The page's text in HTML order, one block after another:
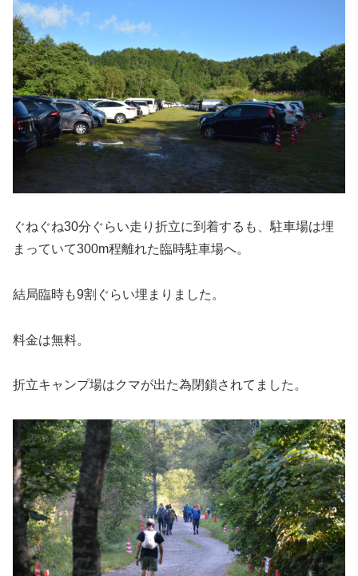
ぐねぐね30分ぐらい走り折立に到着するも、駐車場は埋
まっていて300m程離れた臨時駐車場へ。
結局臨時も9割ぐらい埋まりました。
料金は無料。
折立キャンプ場はクマが出た為閉鎖されてました。